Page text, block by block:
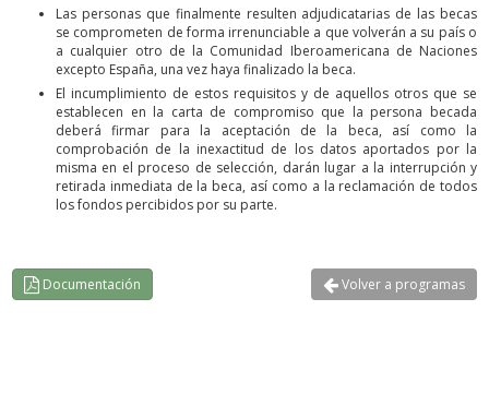
Las personas que finalmente resulten adjudicatarias de las becas
se comprometen de forma irrenunciable a que volverán a su país o
a cualquier otro de la Comunidad Iberoamericana de Naciones
excepto España, una vez haya finalizado la beca.
El incumplimiento de estos requisitos y de aquellos otros que se
establecen en la carta de compromiso que la persona becada
deberá firmar para la aceptación de la beca, así como la
comprobación de la inexactitud de los datos aportados por la
misma en el proceso de selección, darán lugar a la interrupción y
retirada inmediata de la beca, así como a la reclamación de todos
los fondos percibidos por su parte.
Documentación Volver a programas